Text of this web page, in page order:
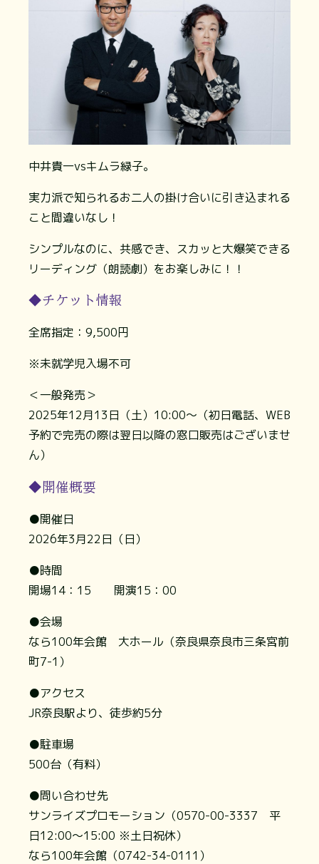
中井貴一vsキムラ緑子。
実力派で知られるお二人の掛け合いに引き込まれる
こと間違いなし！
シンプルなのに、共感でき、スカッと大爆笑できる
リーディング（朗読劇）をお楽しみに！！
◆チケット情報
全席指定：9,500円
※未就学児入場不可
＜一般発売＞
2025年12月13日（土）10:00～（初日電話、WEB
予約で完売の際は翌日以降の窓口販売はございませ
ん）
◆開催概要
●開催日
2026年3月22日（日）
●時間
開場14：15 開演15：00
●会場
なら100年会館 大ホール（奈良県奈良市三条宮前
町7-1）
●アクセス
JR奈良駅より、徒歩約5分
●駐車場
500台（有料）
●問い合わせ先
サンライズプロモーション（0570-00-3337 平
日12:00～15:00 ※土日祝休）
なら100年会館（0742-34-0111）